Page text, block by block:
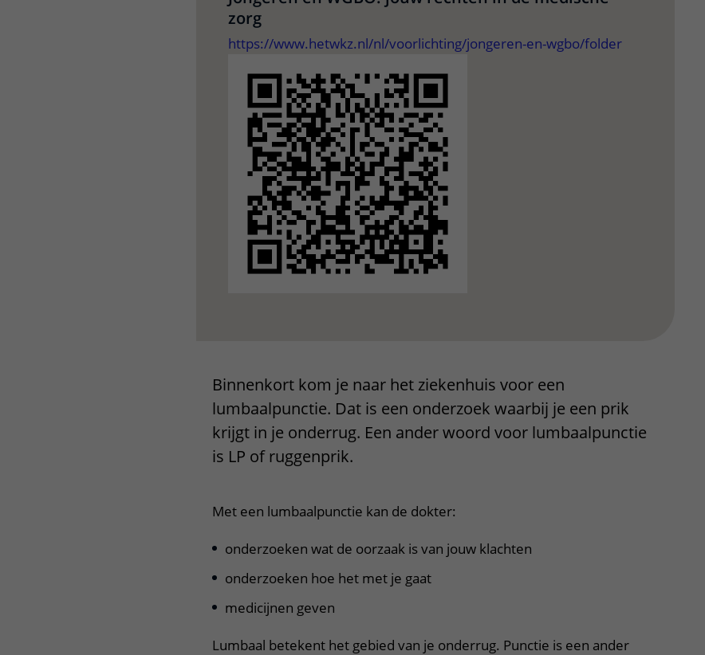
zorg
https://www.hetwkz.nl/nl/voorlichting/jongeren-en-wgbo/folder
Binnenkort kom je naar het ziekenhuis voor een
lumbaalpunctie. Dat is een onderzoek waarbij je een prik
krijgt in je onderrug. Een ander woord voor lumbaalpunctie
is LP of ruggenprik.
Met een lumbaalpunctie kan de dokter:
onderzoeken wat de oorzaak is van jouw klachten
onderzoeken hoe het met je gaat
medicijnen geven
Lumbaal betekent het gebied van je onderrug. Punctie is een ander